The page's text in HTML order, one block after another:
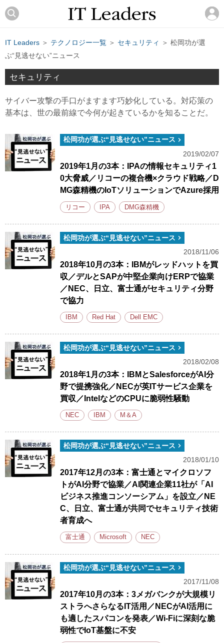
IT Leaders ＞ テクノロジー一覧 ＞ セキュリティ
＞ 松岡功が選
ぶ“見逃せない”ニュース
セキュリティ
サイバー攻撃の手口がますます巧妙化している。対応策の
基本は、世の最前線で今何が起きているかを知ることだ。
松岡功が選ぶ“見逃せない”ニュース
2019/02/07
2019年1月の3本：IPAの情報セキュリティ1
0大脅威／リコーの複合機×クラウド戦略／D
MG森精機のIoTソリューションでAzure採用
リコー IPA DMG森精機
松岡功が選ぶ“見逃せない”ニュース
2018/11/06
2018年10月の3本：IBMがレッドハットを買
収／デルとSAPが中堅企業向けERPで協業
／NEC、日立、富士通がセキュリティ分野
で協力
IBM Red Hat Dell EMC
松岡功が選ぶ“見逃せない”ニュース
2018/02/08
2018年1月の3本：IBMとSalesforceがAI分
野で提携強化／NECが英ITサービス企業を
買収／IntelなどのCPUに脆弱性騒動
NEC IBM M＆A
松岡功が選ぶ“見逃せない”ニュース
2018/01/10
2017年12月の3本：富士通とマイクロソフ
トがAI分野で協業／AI関連企業11社が「AI
ビジネス推進コンソーシアム」を設立／NE
C、日立、富士通が共同でセキュリティ技術
者育成へ
富士通 Microsoft NEC
松岡功が選ぶ“見逃せない”ニュース
2017/11/08
2017年10月の3本：3メガバンクが大規模リ
ストラへさらなるIT活用／NECがAI活用に
も適したスパコンを発表／Wi-Fiに深刻な脆
弱性でIoT基盤に不安